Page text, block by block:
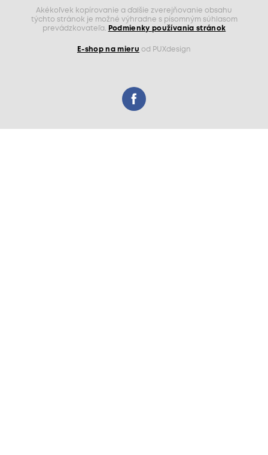
Akékoľvek kopírovanie a ďalšie zverejňovanie obsahu
týchto stránok je možné výhradne s písomným súhlasom
prevádzkovateľa.
Podmienky používania stránok
E-shop na mieru od PUXdesign